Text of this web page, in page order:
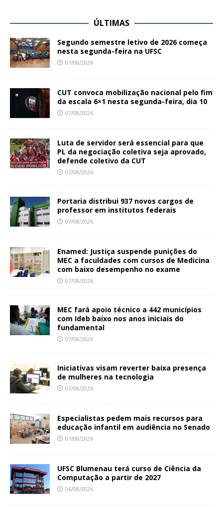
ÚLTIMAS
Segundo semestre letivo de 2026 começa
nesta segunda-feira na UFSC
07/08/2026
CUT convoca mobilização nacional pelo fim
da escala 6×1 nesta segunda-feira, dia 10
07/08/2026
Luta de servidor será essencial para que
PL da negociação coletiva seja aprovado,
defende coletivo da CUT
07/08/2026
Portaria distribui 937 novos cargos de
professor em institutos federais
07/08/2026
Enamed: Justiça suspende punições do
MEC a faculdades com cursos de Medicina
com baixo desempenho no exame
07/08/2026
MEC fará apoio técnico a 442 municípios
com Ideb baixo nos anos iniciais do
fundamental
07/08/2026
Iniciativas visam reverter baixa presença
de mulheres na tecnologia
07/08/2026
Especialistas pedem mais recursos para
educação infantil em audiência no Senado
07/08/2026
UFSC Blumenau terá curso de Ciência da
Computação a partir de 2027
06/08/2026